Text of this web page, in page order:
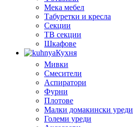
Мека мебел
Табуретки и кресла
Секции
ТВ секции
Шкафове
Кухня
Мивки
Смесители
Аспиратори
Фурни
Плотове
Малки домакински уреди
Големи уреди